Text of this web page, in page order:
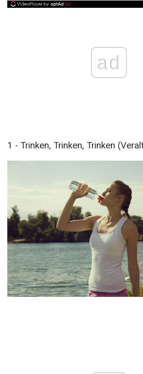
ad
1 - Trinken, Trinken, Trinken